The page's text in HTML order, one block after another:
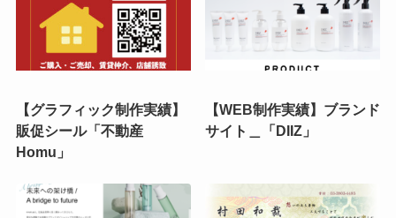
【グラフィック制作実績】
販促シール「不動産
Homu」
【WEB制作実績】ブランド
サイト＿「DIIZ」